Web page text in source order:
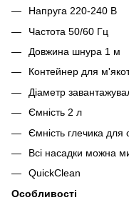
Напруга 220-240 В
Частота 50/60 Гц
Довжина шнура 1 м
Контейнер для
Діаметр
Ємність 2 л
Ємність глечика для
Всі насадки можна
QuickClean
Особливості